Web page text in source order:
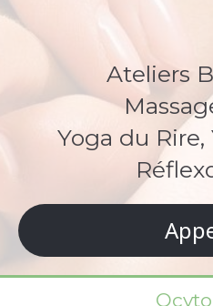
Ateliers
Yoga du Rire,